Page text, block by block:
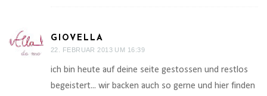
GIOVELLA
22. FEBRUAR 2013 UM 16:39
ich bin heute auf deine seite gestossen und restlos
begeistert... wir backen auch so gerne und hier finden